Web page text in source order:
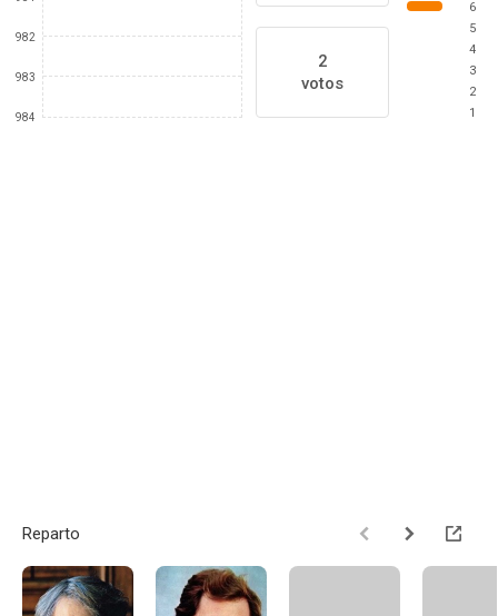
982
983
984
2
votos
6
5
4
3
2
1
Reparto